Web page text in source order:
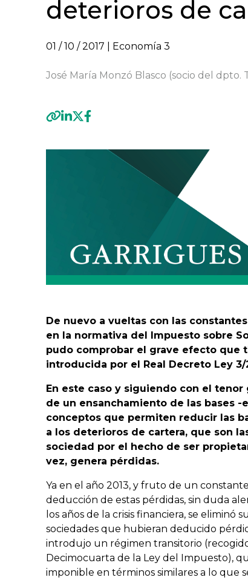
deterioros de
01 / 10 / 2017 | Economía 3
José María Monzó Blasco (socio del dpto.
De nuevo a vueltas con las
en la normativa del Impuesto sobre
pudo comprobar el grave efecto que
introducida por el Real Decreto Ley
En este caso y siguiendo con el
de un ensanchamiento de las bases
conceptos que permiten reducir las
a los deterioros de cartera, que son
sociedad por el hecho de ser
vez, genera pérdidas.
Ya en el año 2013, y fruto de un
deducción de estas pérdidas, sin duda
los años de la crisis financiera, se eliminó
sociedades que hubieran deducido
introdujo un régimen transitorio
Decimocuarta de la Ley del Impuesto),
imponible en términos similares a lo que